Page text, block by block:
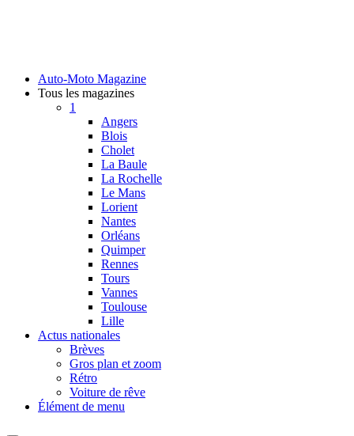
Auto-Moto Magazine
Tous les magazines
1
Angers
Blois
Cholet
La Baule
La Rochelle
Le Mans
Lorient
Nantes
Orléans
Quimper
Rennes
Tours
Vannes
Toulouse
Lille
Actus nationales
Brèves
Gros plan et zoom
Rétro
Voiture de rêve
Élément de menu